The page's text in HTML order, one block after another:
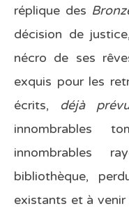
réplique des
décision de
nécro de ses
exquis pour les
écrits, déjà
innombrables
innombrables
bibliothèque,
existants et à